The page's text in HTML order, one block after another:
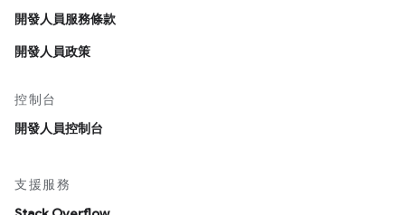
開發人員服務條款
開發人員政策
控制台
開發人員控制台
支援服務